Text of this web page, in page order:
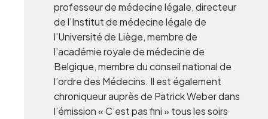
professeur de médecine légale, directeur
de l’Institut de médecine légale de
l’Université de Liège, membre de
l’académie royale de médecine de
Belgique, membre du conseil national de
l’ordre des Médecins. Il est également
chroniqueur auprès de Patrick Weber dans
l’émission « C’est pas fini » tous les soirs